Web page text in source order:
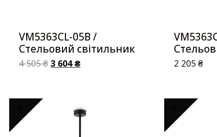
VM5363CL-05B /
Стельовий світильник
4 505₴ 3 604₴ 2 205₴